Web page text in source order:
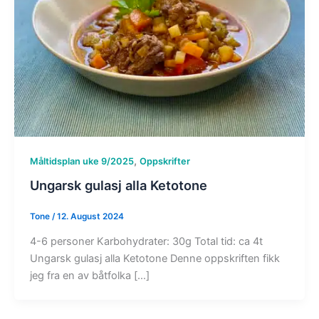
Måltidsplan uke 9/2025, Oppskrifter
Ungarsk gulasj alla Ketotone
Tone /12. August 2024
4-6 personer Karbohydrater: 30g Total tid: ca 4t
Ungarsk gulasj alla Ketotone Denne oppskriften fikk
jeg fra en av båtfolka […]